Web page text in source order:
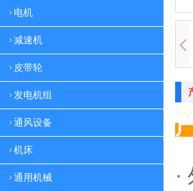
电机
减速机
皮带轮
发电机组
通风设备
机床
通用机械
·